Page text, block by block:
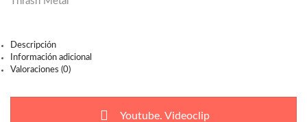
Descripción
Información adicional
Valoraciones (0)
Youtube. Videoclip